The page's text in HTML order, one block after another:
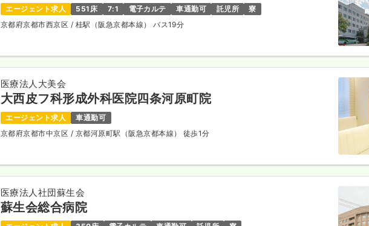
エージェント求人 551床 7:1 電子カルテ 車通勤可 託児所
寮
京都府京都市西京区 / 桂駅（阪急京都本線） バス19分
医療法人大美会
大西皮フ科形成外科医院四条河原町院
エージェント求人
車通勤可
京都府京都市中京区 / 京都河原町駅（阪急京都本線） 徒歩1分
医療法人社団蘇生会
蘇生会総合病院